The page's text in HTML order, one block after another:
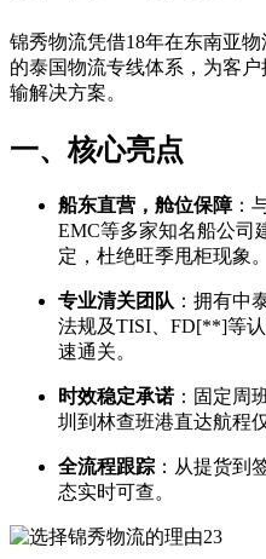
锦秀物流凭借18年在东南亚
的泰国物流专线体系，为客
输解决方案。
一、核心亮点
船东直营，舱位保障：
EMC等多家知名船公司
定，杜绝旺季甩柜现象。
专业清关团队 ：拥有中
法规及TISI、FD[**]等
速通关。
时效稳定承诺：固定周
圳到林查班港直达航程
全流程跟踪 ：从提货到
态实时可查。